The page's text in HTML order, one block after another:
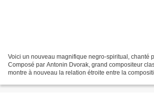
Voici un nouveau magnifique negro-spiritual, chanté
Composé par Antonin Dvorak, grand compositeur
montre à nouveau la relation étroite entre la